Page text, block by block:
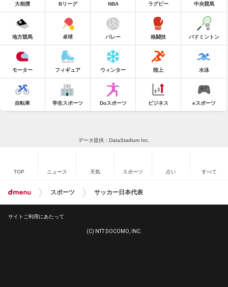
大相撲 Bリーグ NBA ラグビー 中央競馬
地方競馬 卓球 バレー 格闘技 バドミントン
モーター フィギュア ウィンター 陸上 水泳
自転車 学生スポーツ Doスポーツ ビジネス eスポーツ
データ提供：DataStadium Inc.
TOP ニュース 天気 スポーツ 占い すべて
スポーツ サッカー日本代表
サイトご利用にあたって
(C) NTT DOCOMO, INC.